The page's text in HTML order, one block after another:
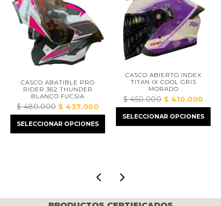
CASCO ABATIBLE PRO
RIDER 362 THUNDER
BLANCO FUCSIA
$480.000 El
precio
original
$ 437.000El
precio
actual
SELECCIONAR OPCIONES
CASCO ABIERTO INDEX
TITAN IX COOL GRIS
MORADO
$450.000 El
precio
original
$ 410.000El
SELECCIONAR OPCIONES